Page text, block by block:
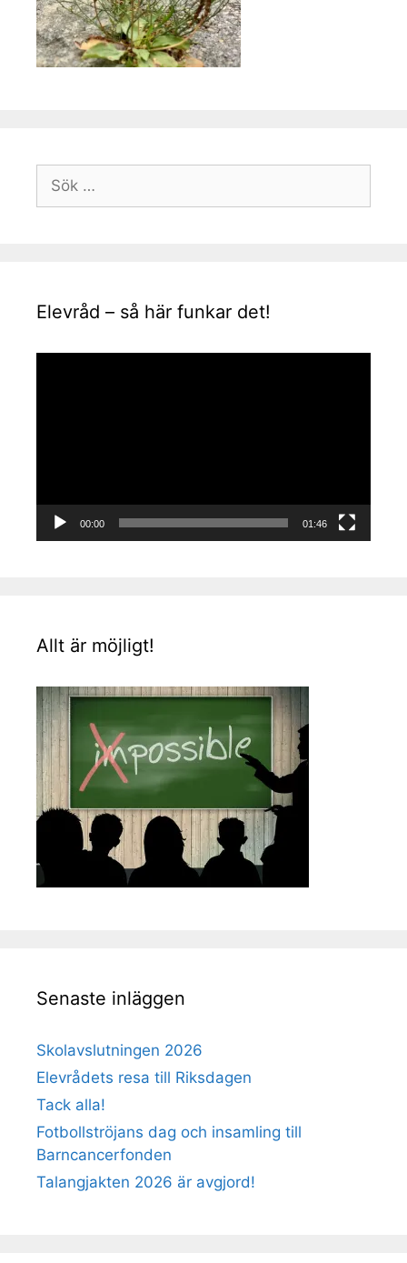
efter:
Elevråd – så här funkar det!
00:00 01:46
Allt är möjligt!
Senaste inläggen
Skolavslutningen 2026
Elevrådets resa till Riksdagen
Tack alla!
Fotbollströjans dag och insamling till
Barncancerfonden
Talangjakten 2026 är avgjord!